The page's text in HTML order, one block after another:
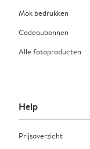
Mok bedrukken
Cadeaubonnen
Alle fotoproducten
Help
Prijsoverzicht